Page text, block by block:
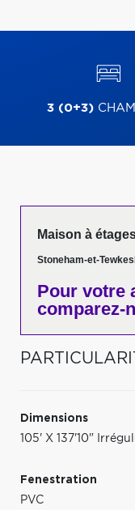
3 (0+3)
Maison à
Stoneham-et-
Pour votre
comparez-
Dimensions
105' X 137'10"
Fenestration
PVC